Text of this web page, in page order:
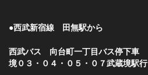
●西武新宿線 田無駅から
西武バス 向台町一丁目バス停下車
境０３・０４・０５・０７武蔵境駅行